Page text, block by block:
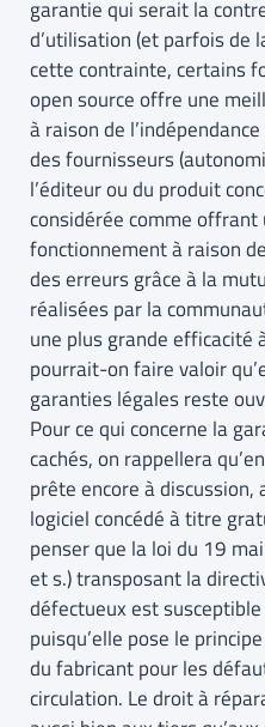
garantie qui serait la
d’utilisation (et parfois de
cette contrainte, certains
open source offre une
à raison de
des fournisseurs
l’éditeur ou du produit
considérée comme
fonctionnement à raison
des erreurs grâce à la
réalisées par la
une plus grande efficacité
pourrait-on faire valoir
garanties légales reste
Pour ce qui concerne la
cachés, on rappellera
prête encore à discussion,
logiciel concédé à titre
penser que la loi du 19
et s.) transposant la
défectueux est
puisqu’elle pose le
du fabricant pour les
circulation. Le droit à